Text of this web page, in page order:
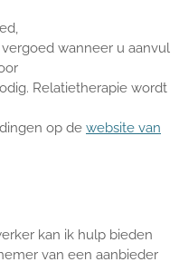
wanneer u aanvul
Relatietherapie wordt
op de website van
kan ik hulp bieden
van een aanbieder